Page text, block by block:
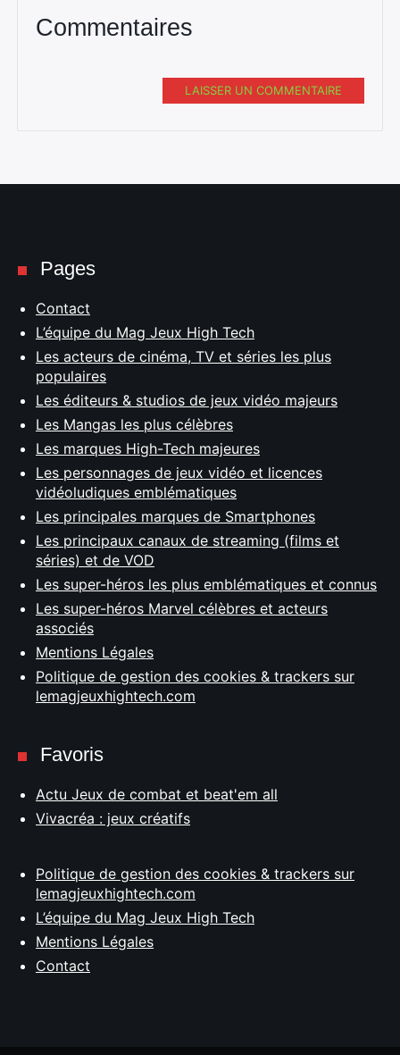
Commentaires
LAISSER UN COMMENTAIRE
Pages
Contact
L’équipe du Mag Jeux High Tech
Les acteurs de cinéma, TV et séries les plus
populaires
Les éditeurs & studios de jeux vidéo majeurs
Les Mangas les plus célèbres
Les marques High-Tech majeures
Les personnages de jeux vidéo et licences
vidéoludiques emblématiques
Les principales marques de Smartphones
Les principaux canaux de streaming (films et
séries) et de VOD
Les super-héros les plus emblématiques et connus
Les super-héros Marvel célèbres et acteurs
associés
Mentions Légales
Politique de gestion des cookies & trackers sur
lemagjeuxhightech.com
Favoris
Actu Jeux de combat et beat'em all
Vivacréa : jeux créatifs
Politique de gestion des cookies & trackers sur
lemagjeuxhightech.com
L’équipe du Mag Jeux High Tech
Mentions Légales
Contact